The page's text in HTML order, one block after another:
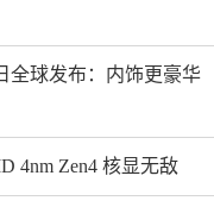
全球发布：内饰更豪华
4nm Zen4 核显无敌